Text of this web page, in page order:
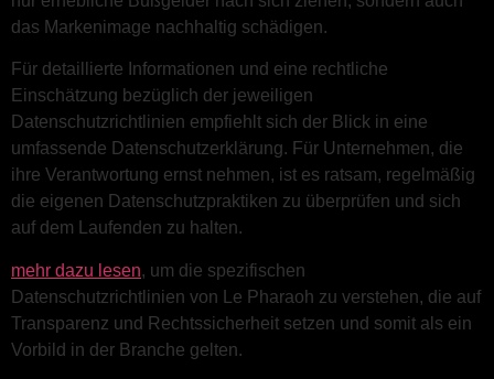
das Markenimage nachhaltig schädigen.
Für detaillierte Informationen und eine rechtliche
Einschätzung bezüglich der jeweiligen
Datenschutzrichtlinien empfiehlt sich der Blick in eine
umfassende Datenschutzerklärung. Für Unternehmen, die
ihre Verantwortung ernst nehmen, ist es ratsam, regelmäßig
die eigenen Datenschutzpraktiken zu überprüfen und sich
auf dem Laufenden zu halten.
mehr dazu lesen, um die spezifischen
Datenschutzrichtlinien von Le Pharaoh zu verstehen, die auf
Transparenz und Rechtssicherheit setzen und somit als ein
Vorbild in der Branche gelten.